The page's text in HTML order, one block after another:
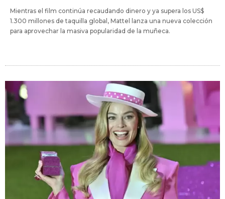
Mientras el film continúa recaudando dinero y ya supera los US$
1.300 millones de taquilla global, Mattel lanza una nueva colección
para aprovechar la masiva popularidad de la muñeca.